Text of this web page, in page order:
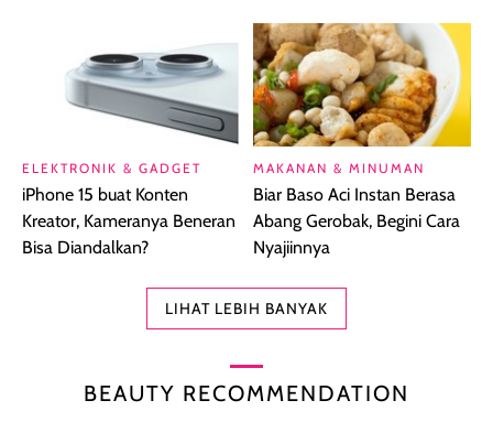
ELEKTRONIK & GADGET
iPhone 15 buat Konten
Kreator, Kameranya Beneran
Bisa Diandalkan?
MAKANAN & MINUMAN
Biar Baso Aci Instan Berasa
Abang Gerobak, Begini Cara
Nyajiinnya
LIHAT LEBIH BANYAK
BEAUTY RECOMMENDATION